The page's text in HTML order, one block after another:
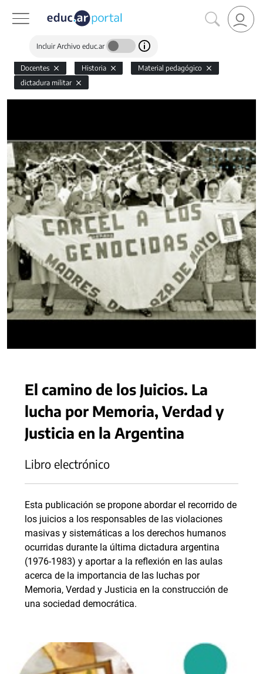
Incluir Archivo educ.ar
Docentes Historia
Material pedagógico
dictadura militar
El camino de los Juicios. La
lucha por Memoria, Verdad y
Justicia en la Argentina
Libro electrónico
Esta publicación se propone abordar el recorrido de
los juicios a los responsables de las violaciones
masivas y sistemáticas a los derechos humanos
ocurridas durante la última dictadura argentina
(1976-1983) y aportar a la reflexión en las aulas
acerca de la importancia de las luchas por
Memoria, Verdad y Justicia en la construcción de
una sociedad democrática.